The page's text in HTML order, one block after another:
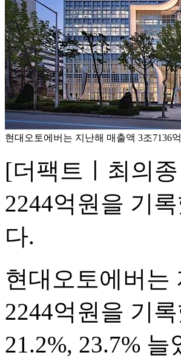
현대오토에버는 지난해 매출액 3조7136
[더팩트ㅣ최의
2244억원을 기
다.
현대오토에버는
2244억원을 기
21.2%, 23.7%